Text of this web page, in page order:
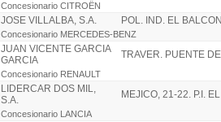
Concesionario CITROËN
JOSE VILLALBA, S.A. POL. IND. EL
Concesionario MERCEDES-BENZ
JUAN VICENTE GARCIA
GARCIA
TRAVER. PUENTE
Concesionario RENAULT
LIDERCAR DOS MIL,
S.A.
MEJICO, 21-22. P.I.
Concesionario LANCIA